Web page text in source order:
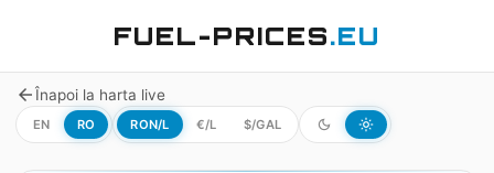
FUEL-PRICES.EU
arrow_backÎnapoi la harta live
EN RO RON/L €/L $/GAL dark_mode light_mode